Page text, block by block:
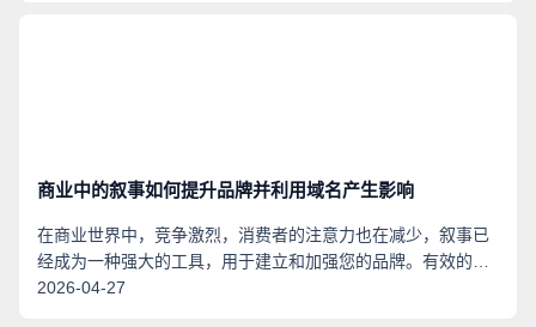
商业中的叙事如何提升品牌并利用域名产生影响
在商业世界中，竞争激烈，消费者的注意力也在减少，叙事已
经成为一种强大的工具，用于建立和加强您的品牌。有效的叙
事不仅能够激发观众的想象力，还能够与您的客户建立深刻而
2026-04-27